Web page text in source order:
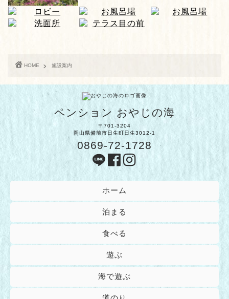
HOME 施設案内
ペンション おやじの海
〒701-3204
岡山県備前市日生町日生3012-1
0869-72-1728
ホーム
泊まる
食べる
遊ぶ
海で遊ぶ